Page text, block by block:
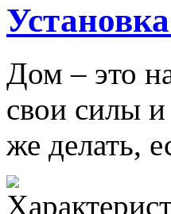
Дом – это
свои силы
же делать,